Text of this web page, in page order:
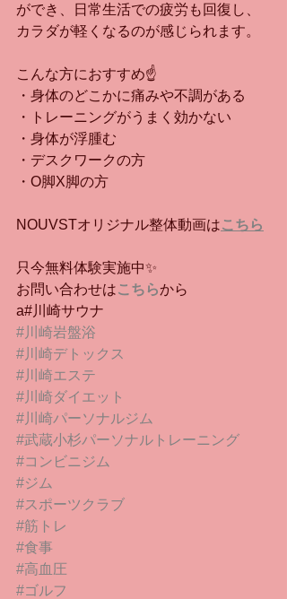
ができ、日常生活での疲労も回復し、
カラダが軽くなるのが感じられます。
こんな方におすすめ☝️
・身体のどこかに痛みや不調がある
・トレーニングがうまく効かない
・身体が浮腫む
・デスクワークの方
・O脚X脚の方
NOUVSTオリジナル整体動画はこちら
只今無料体験実施中✨
お問い合わせはこちらから
a#川崎サウナ
#川崎岩盤浴
#川崎デトックス
#川崎エステ
#川崎ダイエット
#川崎パーソナルジム
#武蔵小杉パーソナルトレーニング
#コンビニジム
#ジム
#スポーツクラブ
#筋トレ
#食事
#高血圧
#ゴルフ